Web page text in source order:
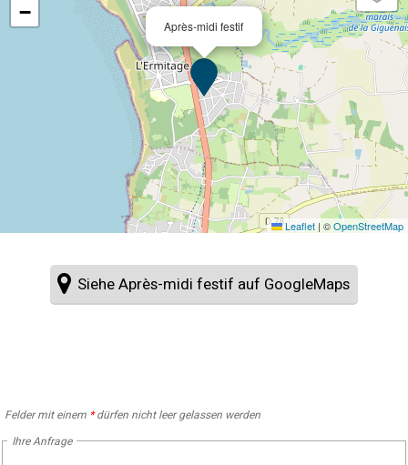
Après-midi festif
−
Leaflet | ©OpenStreetMap
Siehe Après-midi festif auf GoogleMaps
Felder mit einem *dürfen nicht leer gelassen werden
Ihre Anfrage